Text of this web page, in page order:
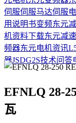
伺服伺服马达伺服
用说明书变频东元
机资料下载东元减
频器东元电机资讯
器JSDG2S技术问答
EFNLQ 28-
瓦